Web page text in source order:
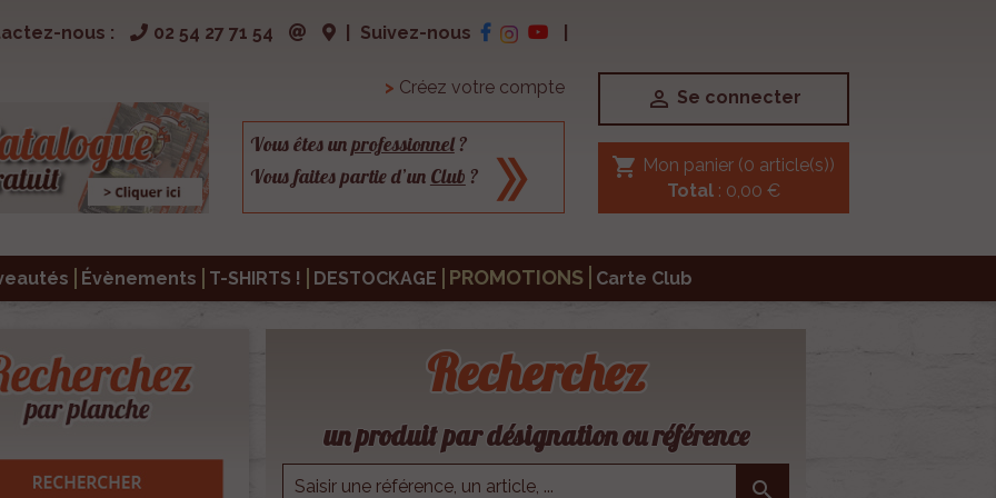
nous : 02 54 27 71 54 Suivez-nous
> Créez votre compte
Vous êtes unprofessionnel?
Vous faites partie d’un Club ?
 Se connecter
shopping_cart Mon panier (0 article(s))
Total: 0,00 €
Évènements T-SHIRTS ! DESTOCKAGE PROMOTIONS Carte Club
Recherchez
un produit par désignation ou référence
